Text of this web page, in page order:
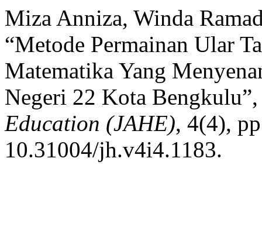
Miza Anniza, Winda
“Metode Permainan Ular
Matematika Yang
Negeri 22 Kota
Education (JAHE), 4(4),
10.31004/jh.v4i4.1183.